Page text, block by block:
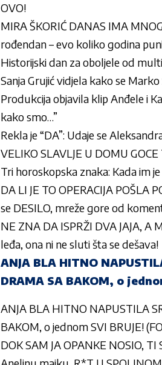
OVO!
MIRA ŠKORIĆ DANAS IMA
rođendan – evo koliko godina
Historijski dan za oboljele od
Sanja Grujić vidjela kako se
Produkcija objavila klip Anđele i
kako smo…”
Rekla je “DA”: Udaje se
VELIKO SLAVLJE U DOMU
Tri horoskopska znaka: Kada im
DA LI JE TO OPERACIJA POŠLA
se DESILO, mreže gore od
NE ZNA DA ISPRŽI DVA JAJA,
leđa, ona ni ne sluti šta se dešava!
ANJA BLA HITNO
DRAMA SA BAKOM, o
ANJA BLA HITNO NAPUSTILA
BAKOM, o jednom SVI BRUJE!
DOK SAM JA OPANKE NOSIO,